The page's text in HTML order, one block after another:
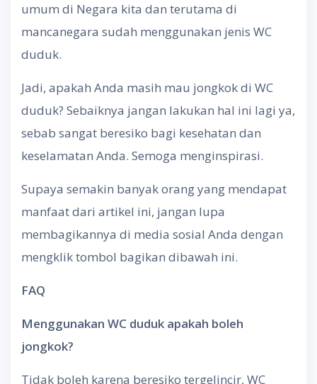
umum di Negara kita dan terutama di
mancanegara sudah menggunakan jenis WC
duduk.
Jadi, apakah Anda masih mau jongkok di WC
duduk? Sebaiknya jangan lakukan hal ini lagi ya,
sebab sangat beresiko bagi kesehatan dan
keselamatan Anda. Semoga menginspirasi.
Supaya semakin banyak orang yang mendapat
manfaat dari artikel ini, jangan lupa
membagikannya di media sosial Anda dengan
mengklik tombol bagikan dibawah ini.
FAQ
Menggunakan WC duduk apakah boleh
jongkok?
Tidak boleh karena beresiko tergelincir, WC